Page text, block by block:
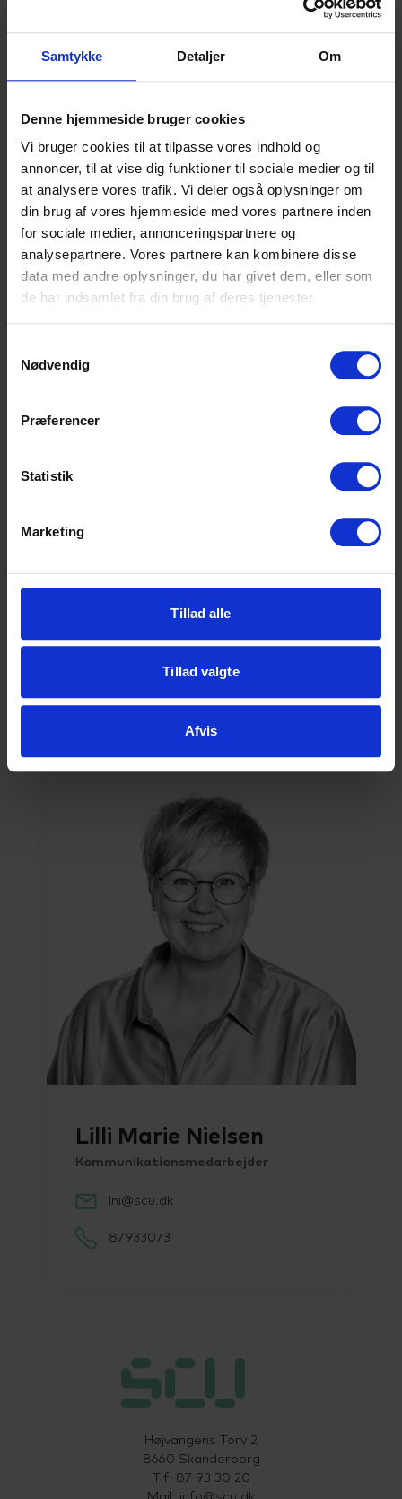
Samtykke Detaljer Om
Denne hjemmeside bruger cookies
Vi bruger cookies til at tilpasse vores indhold og
annoncer, til at vise dig funktioner til sociale medier og til
at analysere vores trafik. Vi deler også oplysninger om
din brug af vores hjemmeside med vores partnere inden
for sociale medier, annonceringspartnere og
analysepartnere. Vores partnere kan kombinere disse
data med andre oplysninger, du har givet dem, eller som
de har indsamlet fra din brug af deres tjenester.
Nødvendig
Præferencer
Statistik
Marketing
Tillad alle
Tillad valgte
Afvis
2022
28.
oktober
Rejsegilde
Læs
4.
marts
Rekordmange unge
søger ind på SCU
Læs
2021
november
2020
Rekordstor søgning til
SCU
Læs
Lilli Marie Nielsen
Kommunikationsmedarbejder
lni@scu.dk
87933073
Højvangens Torv 2
8660 Skanderborg
Tlf: 87 93 30 20